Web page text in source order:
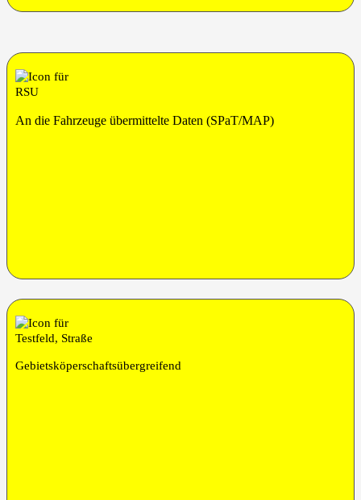
An die Fahr­zeu­ge über­mit­tel­te Daten (SPaT/MAP)
Gebiets­kö­per­schafts­über­grei­fend